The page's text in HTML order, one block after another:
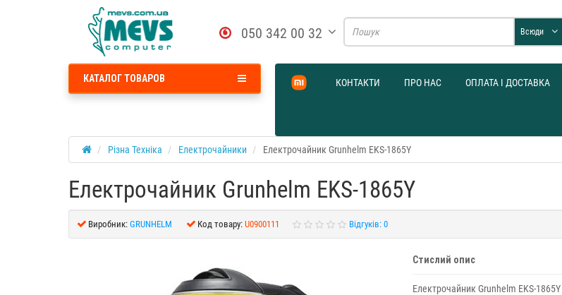
050 342 00 32 Всюди
КОНТАКТИ ПРО НАС ОПЛАТА І ДОСТАВКА
КАТАЛОГ ТОВАРОВ
Різна Техніка Електрочайники Електрочайник Grunhelm EKS-1865Y
Електрочайник Grunhelm EKS-1865Y
Виробник: GRUNHELM Код товару: U0900111 Відгуків: 0
Стислий опис
Електрочайник Grunhelm EKS-